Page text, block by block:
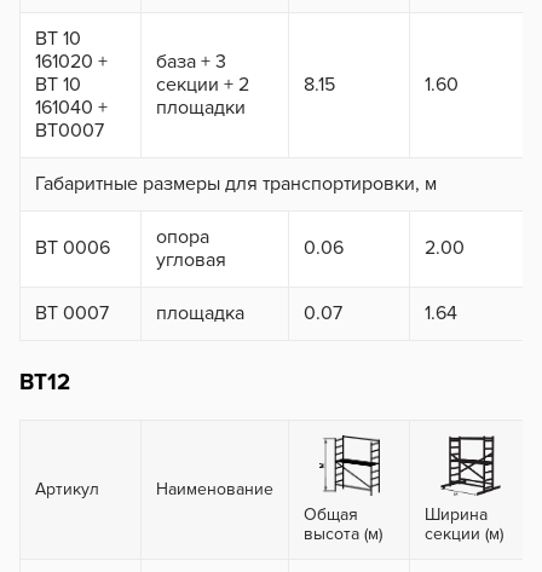
ВТ 10
161020 +
ВТ 10
161040 +
ВТ0007
база + 3
секции + 2
площадки
8.15 1.60
Габаритные размеры для транспортировки, м
ВТ 0006
опора
угловая
0.06 2.00
ВТ 0007 площадка 0.07 1.64
ВТ12
Артикул
Наименование
Общая
высота (м)
Ширина
секции (м)